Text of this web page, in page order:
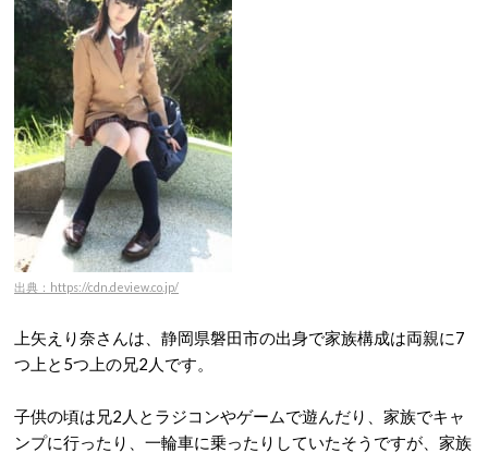
出典：https://cdn.deview.co.jp/
上矢えり奈さんは、静岡県磐田市の出身で家族構成は両親に7
つ上と5つ上の兄2人です。
子供の頃は兄2人とラジコンやゲームで遊んだり、家族でキャ
ンプに行ったり、一輪車に乗ったりしていたそうですが、家族